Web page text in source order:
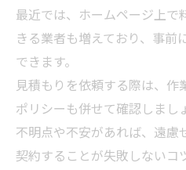
最近では、ホームページ上で
きる業者も増えており、事前
できます。
見積もりを依頼する際は、作
ポリシーも併せて確認しまし
不明点や不安があれば、遠慮
契約することが失敗しないコ